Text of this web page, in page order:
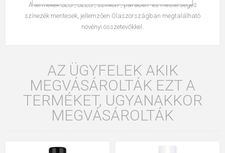
A termékek SLS-, SLES-, szilikon-, parabén- és mesterséges
színezék mentesek, jellemzően Olaszországban megtalálható
növényi összetevőkkel.
AZ ÜGYFELEK AKIK
MEGVÁSÁROLTÁK EZT A
TERMÉKET, UGYANAKKOR
MEGVÁSÁROLTÁK